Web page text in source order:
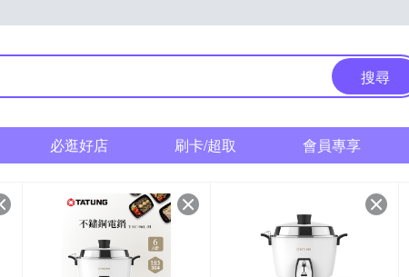
搜尋
必逛好店 刷卡/超取 會員專享